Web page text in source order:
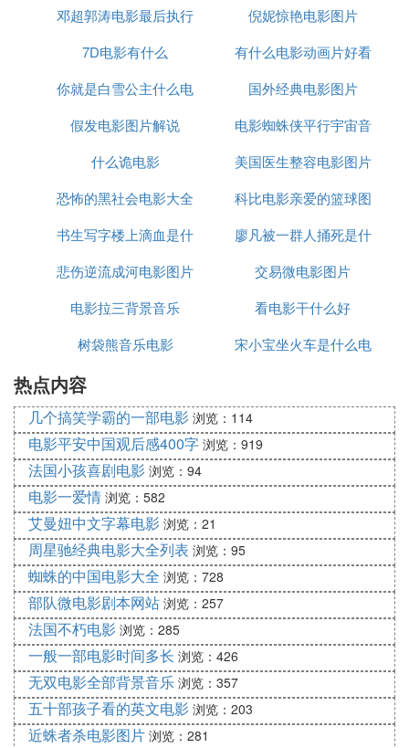
赵均与娟娟是一对恩爱夫妻，而暗恋娟娟的浩明却以
望远镜偷窥意淫.某夜，浩明潜入娟娟房中被赵均发
现，赵均在殴打中受伤导致性能力丧失，无法满足娟
娟，遂决定赴美就医，娟娟再度与浩明相遇，当晚，
两人积压已久的欲火便在庭院中释放开来，之後，两
人便沉浸在爱的欢乐中
好景不长，赵均从美国返回，欲重拾夫妻生活，浩明
不肯分手，司机小丁并以两人私情向娟娟勒索要钱，
甚至以作爱苟合为交易的筹码，人和财都要，一连串
悲剧接踵而至，一场爱与欲的纠葛，一步步走向毁灭
Ⅳ 求一部90年代香港悬疑电影片名
雾水情狂靡女/人肉天妇罗（1993年）
导演：连枳勋
编剧：黄文华 麦银美
监制：李建生 李建兴
主演：符钰晶 黄光亮 叶晨 林嘉华 李健生 黄允材
姜皓文 程岚 马国静 萧玉燕 彭可欣 黄仲匡
许思敏 雷小明 马兆猛 何柏光
故事:钱玉荷(符钰晶饰)为失婚妇人,因好赌认识罗宝成
(黄光亮饰)。成瞒妻子钟惠娟(叶晨饰),与荷同 居。荷
更不停用钱为成偿还赌债,并入股成之烧腊店。及后
娟发现成之间关系,二人并育有一女,娟为之 震怒。后
荷以为娟吞没了成之物业，与娟起冲突，争执中将娟
勒死，为灭迹又将尸体焚烧。警方几经辛苦终侦破此
案，将钱玉荷绳之以法。
Ⅵ 在香港的一个院子里全是偷渡的女人，
被逼卖淫，最后一个女的被抓，只是看了一
下自己的孩子，这部电影叫什
邓超郭涛电影最后执行
死刑图片
倪妮惊艳电影图片
7D电影有什么
有什么电影动画片好看
的
你就是白雪公主什么电
影
国外经典电影图片
假发电影图片解说
电影蜘蛛侠平行宇宙音
乐
什么诡电影
美国医生整容电影图片
恐怖的黑社会电影大全
图片大全
科比电影亲爱的篮球图
片
书生写字楼上滴血是什
么电影
廖凡被一群人捅死是什
么电影
悲伤逆流成河电影图片
经典
交易微电影图片
电影拉三背景音乐
看电影干什么好
树袋熊音乐电影
宋小宝坐火车是什么电
热点内容
几个搞笑学霸的一部电影 浏览：114
电影平安中国观后感400字 浏览：919
法国小孩喜剧电影 浏览：94
电影一爱情 浏览：582
艾曼妞中文字幕电影 浏览：21
周星驰经典电影大全列表 浏览：95
蜘蛛的中国电影大全 浏览：728
部队微电影剧本网站 浏览：257
法国不朽电影 浏览：285
一般一部电影时间多长 浏览：426
无双电影全部背景音乐 浏览：357
五十部孩子看的英文电影 浏览：203
近蛛者杀电影图片 浏览：281